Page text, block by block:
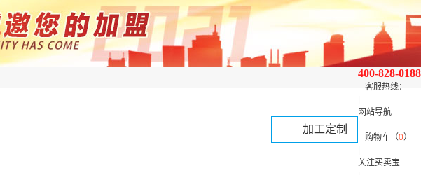
400-828-0188
客服热线：
网站导航
购物车（0）
关注买卖宝
加工定制